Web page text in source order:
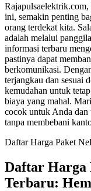
Rajapulsaelektrik.com,
ini, semakin penting
orang terdekat kita.
adalah melalui
informasi terbaru
pastinya dapat
berkomunikasi.
terjangkau dan sesuai
kemudahan untuk
biaya yang mahal.
cocok untuk Anda dan
tanpa membebani
Daftar Harga Paket
Daftar Harga
Terbaru: